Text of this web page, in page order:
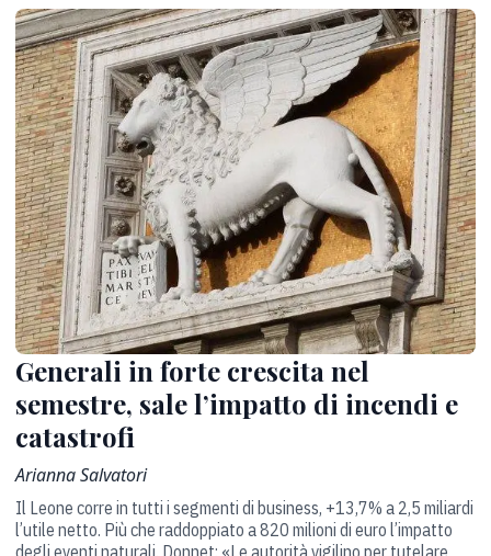
Generali in forte crescita nel
semestre, sale l’impatto di incendi e
catastrofi
Arianna Salvatori
Il Leone corre in tutti i segmenti di business, +13,7% a 2,5 miliardi
l’utile netto. Più che raddoppiato a 820 milioni di euro l’impatto